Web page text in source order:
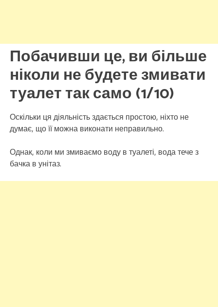
Побачивши це, ви більше
ніколи не будете змивати
туалет так само (1/10)
Оскільки ця діяльність здається простою, ніхто не
думає, що її можна виконати неправильно.
Однак, коли ми змиваємо воду в туалеті, вода тече з
бачка в унітаз.